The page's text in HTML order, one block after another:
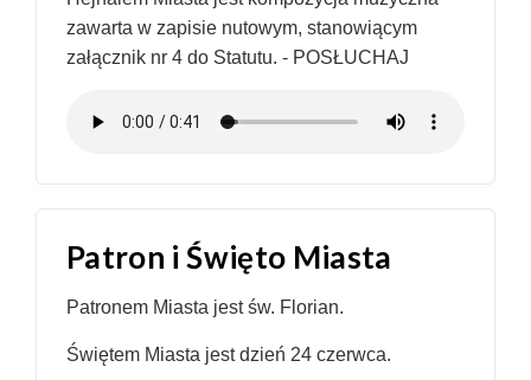
zawarta w zapisie nutowym, stanowiącym
załącznik nr 4 do Statutu. - POSŁUCHAJ
Patron i Święto Miasta
Patronem Miasta jest św. Florian.
Świętem Miasta jest dzień 24 czerwca.